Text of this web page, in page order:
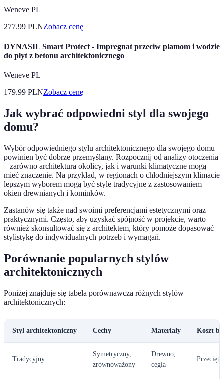
Weneve PL
277.99 PLNZobacz cenę
DYNASIL Smart Protect - Impregnat przeciw plamom i wodzie
do płyt z betonu architektonicznego
Weneve PL
179.99 PLNZobacz cenę
Jak wybrać odpowiedni styl dla swojego
domu?
Wybór odpowiedniego stylu architektonicznego dla swojego domu
powinien być dobrze przemyślany. Rozpocznij od analizy otoczenia
– zarówno architektura okolicy, jak i warunki klimatyczne mogą
mieć znaczenie. Na przykład, w regionach o chłodniejszym klimacie
lepszym wyborem mogą być style tradycyjne z zastosowaniem
okien drewnianych i kominków.
Zastanów się także nad swoimi preferencjami estetycznymi oraz
praktycznymi. Często, aby uzyskać spójność w projekcie, warto
również skonsultować się z architektem, który pomoże dopasować
stylistykę do indywidualnych potrzeb i wymagań.
Porównanie popularnych stylów
architektonicznych
Poniżej znajduje się tabela porównawcza różnych stylów
architektonicznych:
Styl architektoniczny Cechy Materiały Koszt
Tradycyjny
Symetryczny,
zrównoważony
Drewno,
cegła